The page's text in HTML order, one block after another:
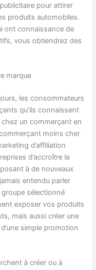
pour attirer
produits automobiles.
ont connaissance de
vous obtiendrez des
marque
les consommateurs
qu’ils connaissent
un commerçant en
moins cher
d’affiliation
d’accroître la
à de nouveaux
entendu parler
sélectionné
exposer vos produits
mais aussi créer une
simple promotion
à créer ou à